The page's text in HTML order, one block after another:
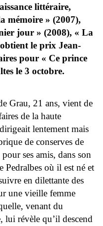
littéraire,
mémoire » (2007),
jour » (2008), « La
le prix Jean-
pour « Ce prince
le 3 octobre.
Grau, 21 ans, vient de
de la haute
lentement mais
de conserves de
ses amis, dans son
où il est né et
en dilettante des
une vieille femme
venant du
lui révèle qu’il descend